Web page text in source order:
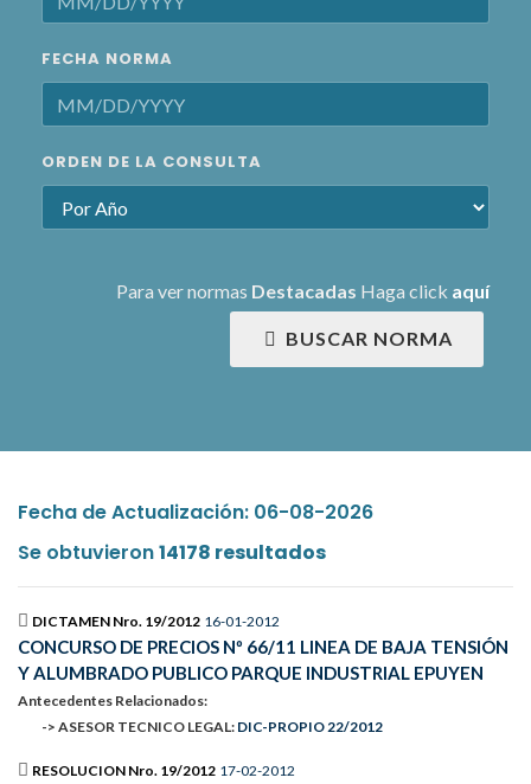
FECHA NORMA
ORDEN DE LA CONSULTA
Para ver normas Destacadas Haga click aquí
BUSCAR NORMA
Fecha de Actualización: 06-08-2026
Se obtuvieron14178 resultados
DICTAMEN Nro. 19/2012 16-01-2012
CONCURSO DE PRECIOS Nº 66/11 LINEA DE BAJA TENSIÓN
Y ALUMBRADO PUBLICO PARQUE INDUSTRIAL EPUYEN
Antecedentes Relacionados:
-> ASESOR TECNICO LEGAL: DIC-PROPIO 22/2012
RESOLUCION Nro. 19/2012 17-02-2012